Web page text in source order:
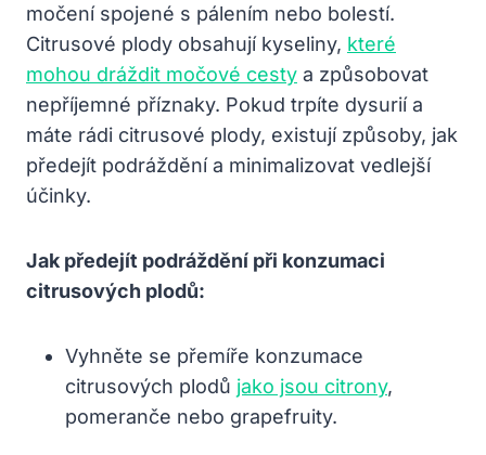
močení spojené s pálením nebo bolestí.
Citrusové plody obsahují kyseliny, které
mohou dráždit močové cesty a způsobovat
nepříjemné příznaky. Pokud trpíte dysurií a
máte rádi citrusové plody, existují způsoby, jak
předejít podráždění a minimalizovat vedlejší
účinky.
Jak předejít podráždění při konzumaci
citrusových plodů:
Vyhněte se přemíře konzumace
citrusových plodů jako jsou citrony,
pomeranče nebo grapefruity.